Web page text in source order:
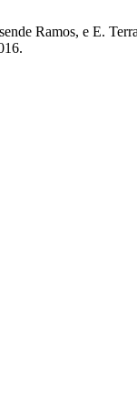
Ramos, e E.